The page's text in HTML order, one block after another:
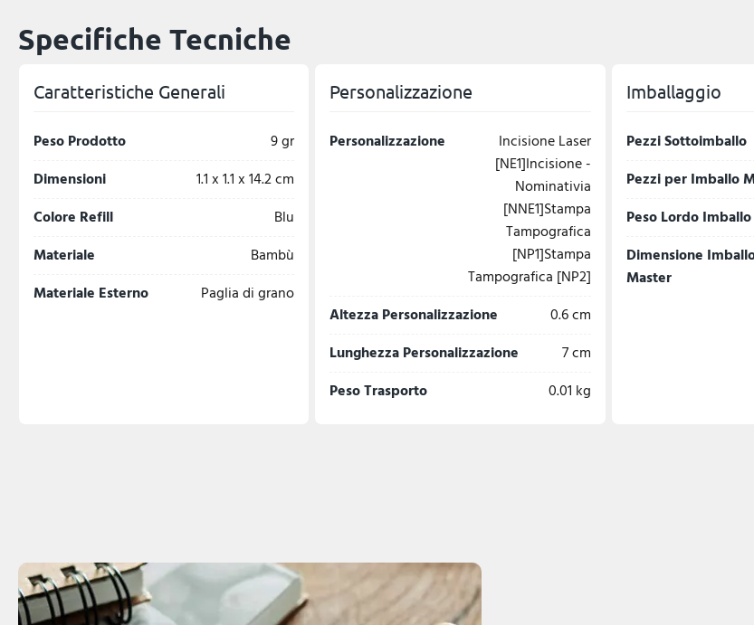
Specifiche Tecniche
Caratteristiche Generali
Peso Prodotto
9 gr
Dimensioni
1.1 x 1.1 x 14.2 cm
Colore Refill
Blu
Materiale
Bambù
Materiale Esterno
Paglia di grano
Personalizzazione
Personalizzazione
Incisione Laser
[NE1]Incisione -
Nominativia
[NNE1]Stampa
Tampografica
[NP1]Stampa
Tampografica [NP2]
Altezza Personalizzazione
0.6 cm
Lunghezza Personalizzazione
7 cm
Peso Trasporto
0.01 kg
Imballaggio
Pezzi Sottoimballo
Pezzi per Imballo
Peso Lordo
Dimensione
Master